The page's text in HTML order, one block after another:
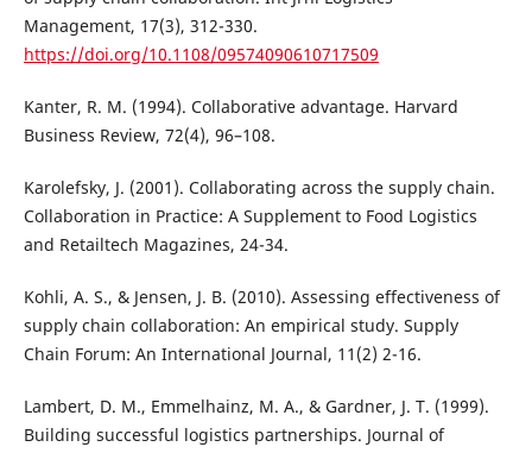
Management, 17(3), 312-330.
https://doi.org/10.1108/09574090610717509
Kanter, R. M. (1994). Collaborative advantage. Harvard
Business Review, 72(4), 96–108.
Karolefsky, J. (2001). Collaborating across the supply chain.
Collaboration in Practice: A Supplement to Food Logistics
and Retailtech Magazines, 24-34.
Kohli, A. S., & Jensen, J. B. (2010). Assessing effectiveness of
supply chain collaboration: An empirical study. Supply
Chain Forum: An International Journal, 11(2) 2-16.
Lambert, D. M., Emmelhainz, M. A., & Gardner, J. T. (1999).
Building successful logistics partnerships. Journal of